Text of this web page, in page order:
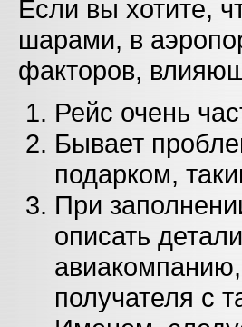
Если вы хотите,
шарами, в
факторов,
Рейс очень
Бывает
подарком,
При
описать
получателя с